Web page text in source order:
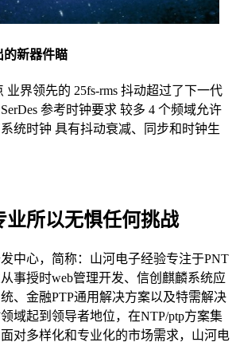
的新器件瞄
业界领先的 25fs-rms 抖动超过了下一代
SerDes 参考时钟要求 较多 4 个频域允许
统时钟 具有抖动衰减、同步和时钟生
业所以无惧任何挑战
中心，简称：山河电子经验专注于PNT
事授时web管理开发、信创麒麟系统应
、金融PTP通用解决方案以及特需解决
域起到领导者地位，在NTP/ptp方案集
对多样化和专业化的市场需求，山河电